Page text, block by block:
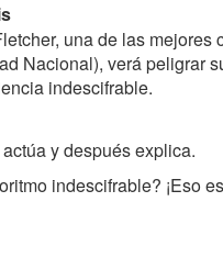
una de las
Nacional), verá peligrar
indescifrable.
y después explica.
indescifrable? ¡Eso